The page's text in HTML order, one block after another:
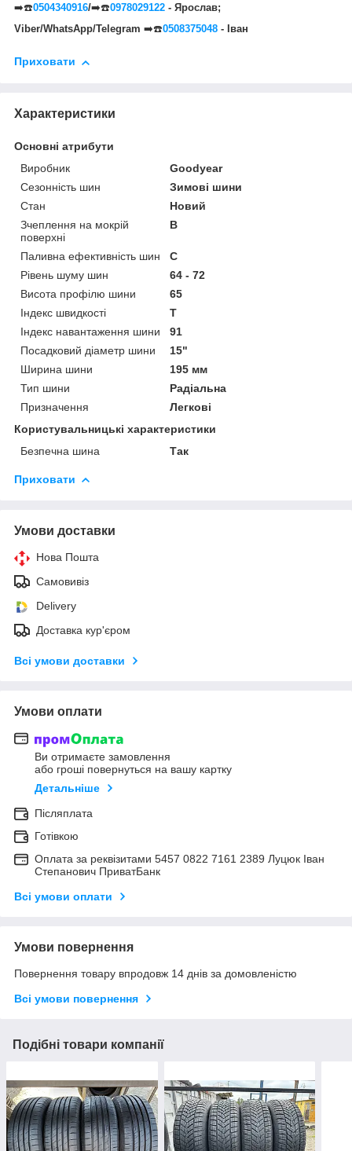
➡️☎️0504340916/➡️☎️0978029122 - Ярослав;
Viber/WhatsApp/Telegram ➡️☎️0508375048 - Іван
Приховати
Характеристики
Основні атрибути
Виробник
Goodyear
Сезонність шин
Зимові шини
Стан
Новий
Зчеплення на мокрій
поверхні
B
Паливна ефективність шин
C
Рівень шуму шин
64 - 72
Висота профілю шини
65
Індекс швидкості
T
Індекс навантаження шини
91
Посадковий діаметр шини
15"
Ширина шини
195 мм
Тип шини
Радіальна
Призначення
Легкові
Користувальницькі характеристики
Безпечна шина
Так
Приховати
Умови доставки
Нова Пошта
Самовивіз
Delivery
Доставка кур'єром
Всі умови доставки
Умови оплати
Ви отримаєте замовлення
або гроші повернуться на вашу картку
Детальніше
Післяплата
Готівкою
Оплата за реквізитами 5457 0822 7161 2389 Луцюк Іван
Степанович ПриватБанк
Всі умови оплати
Умови повернення
Повернення товару впродовж 14 днів за домовленістю
Всі умови повернення
Подібні товари компанії